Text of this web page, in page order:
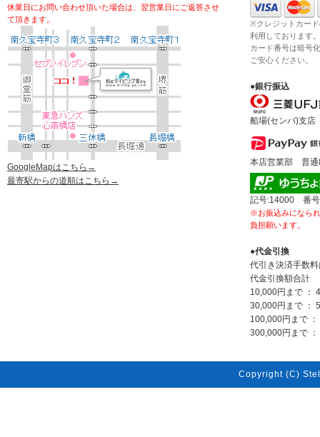
休業日にお問い合わせ頂いた場合は、翌営業日にご返答させ
て頂きます。
GoogleMapはこちら→
最寄駅からの道順はこちら→
※クレジットカー
利用しております。
カード番号は暗号
ご安心ください。
●銀行振込
船場(センバ)支
本店営業部 普通
記号:14000 番号
※お振込みになら
負担願います。
●代金引換
代引き決済手数
代金引換額合計
10,000円まで ：
30,000円まで ：
100,000円まで
300,000円まで
Copyright (C)